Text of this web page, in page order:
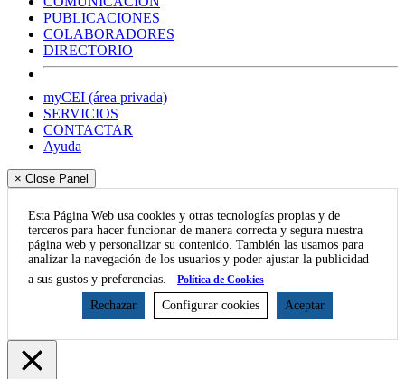
PUBLICACIONES
COLABORADORES
DIRECTORIO
myCEI (área privada)
SERVICIOS
CONTACTAR
Ayuda
× Close Panel
Esta Página Web usa cookies y otras tecnologías propias y de
terceros para hacer funcionar de manera correcta y segura nuestra
página web y personalizar su contenido. También las usamos para
analizar la navegación de los usuarios y poder ajustar la publicidad
a sus gustos y preferencias.
Política de Cookies
Rechazar Configurar cookies Aceptar